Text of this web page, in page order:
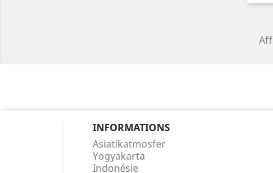
INFORMATIONS
Asiatikatmosfer
Yogyakarta
Indonésie